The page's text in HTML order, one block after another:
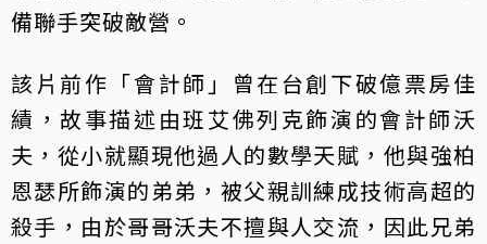
備聯手突破敵營。
該片前作「會計師」曾在台創下破億票房佳
績，故事描述由班艾佛列克飾演的會計師沃
夫，從小就顯現他過人的數學天賦，他與強柏
恩瑟所飾演的弟弟，被父親訓練成技術高超的
殺手，由於哥哥沃夫不擅與人交流，因此兄弟